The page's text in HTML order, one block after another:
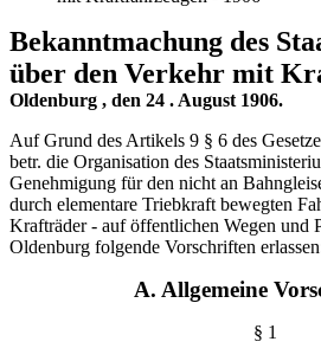
Bekanntmachung des
über den Verkehr mit
Oldenburg , den 24 . August 1906.
Auf Grund des Artikels 9 § 6 des
betr. die Organisation des
Genehmigung für den nicht an
durch elementare Triebkraft bewegten
Krafträder - auf öffentlichen Wegen und
Oldenburg folgende Vorschriften
A. Allgemeine
§ 1